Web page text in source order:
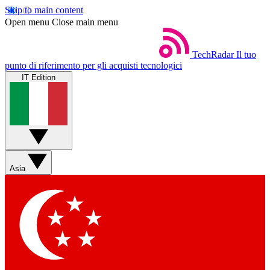
Skip to main content
Open menu Close main menu
TechRadar Il tuo
punto di riferimento per gli acquisti tecnologici
IT Edition
Asia